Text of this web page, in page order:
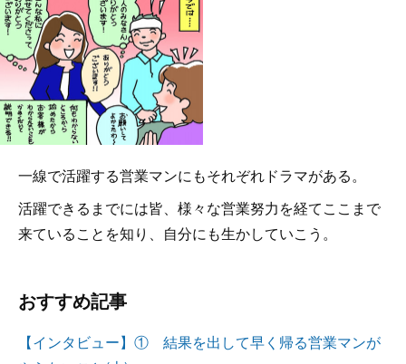
一線で活躍する営業マンにもそれぞれドラマがある。
活躍できるまでには皆、様々な営業努力を経てここまで
来ていることを知り、自分にも生かしていこう。
おすすめ記事
【インタビュー】① 結果を出して早く帰る営業マンが